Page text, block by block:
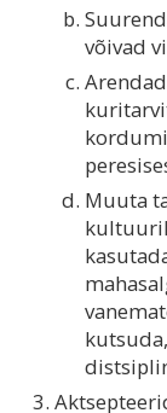
võivad
Muuta